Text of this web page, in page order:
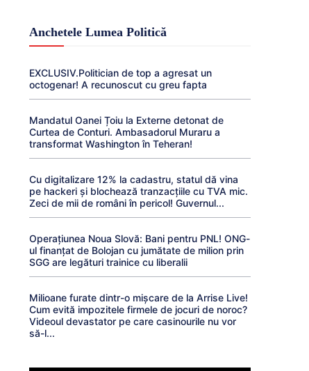
Anchetele Lumea Politică
EXCLUSIV.Politician de top a agresat un
octogenar! A recunoscut cu greu fapta
Mandatul Oanei Țoiu la Externe detonat de
Curtea de Conturi. Ambasadorul Muraru a
transformat Washington în Teheran!
Cu digitalizare 12% la cadastru, statul dă vina
pe hackeri și blochează tranzacțiile cu TVA mic.
Zeci de mii de români în pericol! Guvernul...
Operațiunea Noua Slovă: Bani pentru PNL! ONG-
ul finanțat de Bolojan cu jumătate de milion prin
SGG are legături trainice cu liberalii
Milioane furate dintr-o mișcare de la Arrise Live!
Cum evită impozitele firmele de jocuri de noroc?
Videoul devastator pe care casinourile nu vor
să-l...